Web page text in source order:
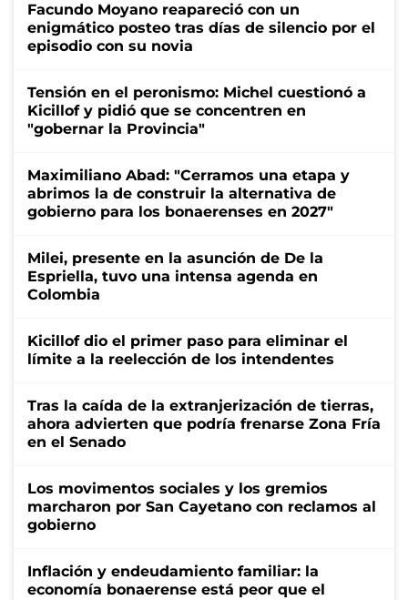
Facundo Moyano reapareció con un
enigmático posteo tras días de silencio por el
episodio con su novia
Tensión en el peronismo: Michel cuestionó a
Kicillof y pidió que se concentren en
"gobernar la Provincia"
Maximiliano Abad: "Cerramos una etapa y
abrimos la de construir la alternativa de
gobierno para los bonaerenses en 2027"
Milei, presente en la asunción de De la
Espriella, tuvo una intensa agenda en
Colombia
Kicillof dio el primer paso para eliminar el
límite a la reelección de los intendentes
Tras la caída de la extranjerización de tierras,
ahora advierten que podría frenarse Zona Fría
en el Senado
Los movimentos sociales y los gremios
marcharon por San Cayetano con reclamos al
gobierno
Inflación y endeudamiento familiar: la
economía bonaerense está peor que el